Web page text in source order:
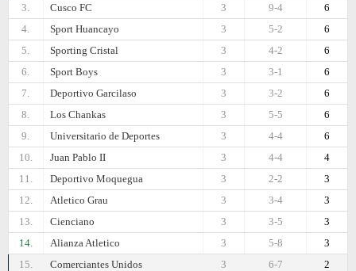
3.
Cusco FC 6
9-4
3
4.
Sport Huancayo 6
5-2
3
5.
Sporting Cristal 6
4-2
3
6.
Sport Boys 6
3-1
3
7.
Deportivo Garcilaso 6
3-2
3
8.
Los Chankas 6
5-5
3
9.
Universitario de Deportes 6
4-4
3
10.
Juan Pablo II 4
4-4
3
11.
Deportivo Moquegua 3
2-2
3
12.
Atletico Grau 3
3-4
3
13.
Cienciano 3
3-5
3
14.
Alianza Atletico 3
5-8
3
15.
Comerciantes Unidos 2
6-7
3